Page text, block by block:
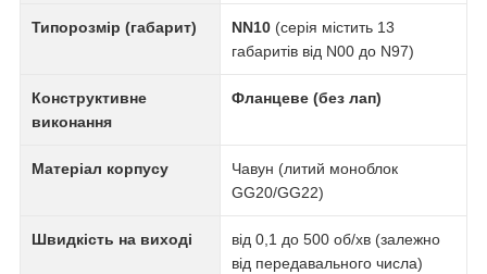
Типорозмір (габарит) NN10 (серія містить 13
габаритів від N00 до N97)
Конструктивне
виконання
Фланцеве (без лап)
Матеріал корпусу
Чавун (литий моноблок
GG20/GG22)
Швидкість на виході
від 0,1 до 500 об/хв (залежно
від передавального числа)